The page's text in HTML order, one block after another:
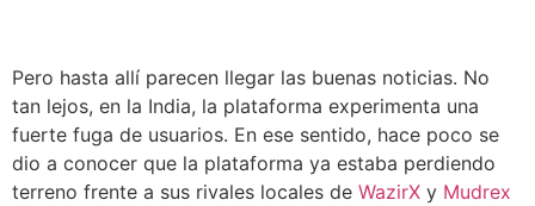
Pero hasta allí parecen llegar las buenas noticias. No
tan lejos, en la India, la plataforma experimenta una
fuerte fuga de usuarios. En ese sentido, hace poco se
dio a conocer que la plataforma ya estaba perdiendo
terreno frente a sus rivales locales de WazirX y Mudrex